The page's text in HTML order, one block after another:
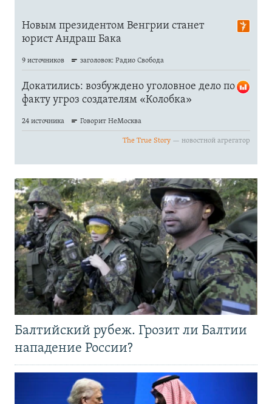
Балтийский рубеж. Грозит ли Балтии
нападение России?